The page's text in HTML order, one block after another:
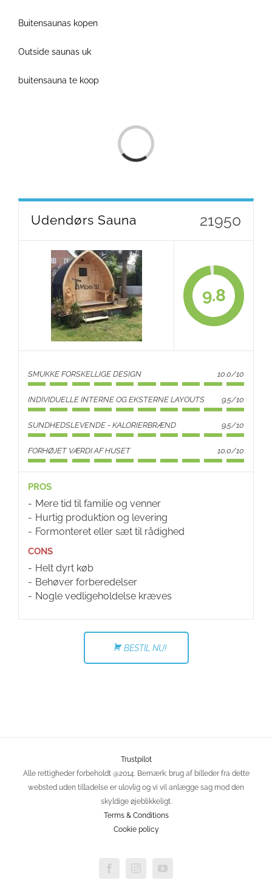
Buitensaunas kopen
Outside saunas uk
buitensauna te koop
Loading...
Udendørs Sauna 21950
9.8
SMUKKE FORSKELLIGE DESIGN 10.0/10
INDIVIDUELLE INTERNE OG EKSTERNE LAYOUTS 9.5/10
SUNDHEDSLEVENDE - KALORIERBRÆND 9.5/10
FORHØJET VÆRDI AF HUSET 10.0/10
PROS
Mere tid til familie og venner
Hurtig produktion og levering
Formonteret eller sæt til rådighed
CONS
Helt dyrt køb
Behøver forberedelser
Nogle vedligeholdelse kræves
BESTIL NU!
Trustpilot
Alle rettigheder forbeholdt @2014. Bemærk: brug af billeder fra dette
websted uden tilladelse er ulovlig og vi vil anlægge sag mod den
skyldige øjeblikkeligt.
Terms & Conditions
Cookie policy
FacebookInstagramYouTube